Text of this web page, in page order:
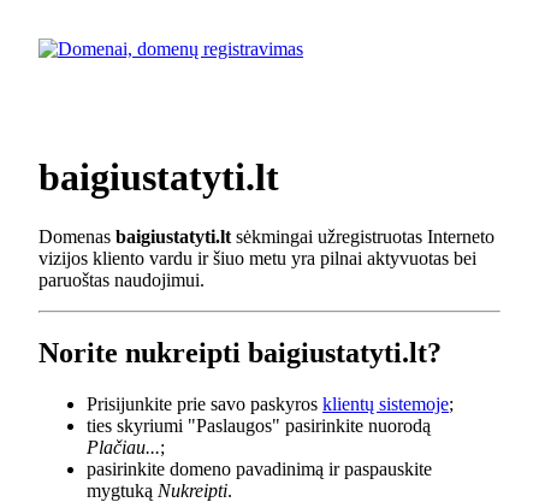
baigiustatyti.lt
Domenas baigiustatyti.lt sėkmingai užregistruotas Interneto
vizijos kliento vardu ir šiuo metu yra pilnai aktyvuotas bei
paruoštas naudojimui.
Norite nukreipti baigiustatyti.lt?
Prisijunkite prie savo paskyros klientų sistemoje;
ties skyriumi "Paslaugos" pasirinkite nuorodą
Plačiau...;
pasirinkite domeno pavadinimą ir paspauskite
mygtuką Nukreipti.